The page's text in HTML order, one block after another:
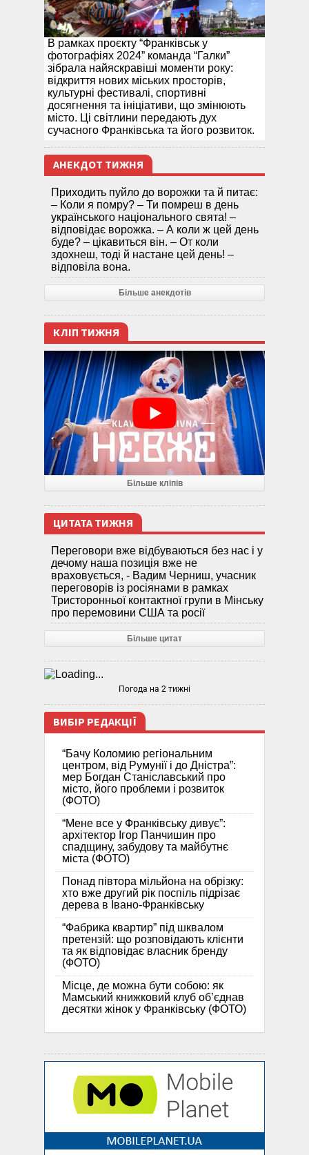
В рамках проєкту “Франківськ у
фотографіях 2024” команда “Галки”
зібрала найяскравіші моменти року:
відкриття нових міських просторів,
культурні фестивалі, спортивні
досягнення та ініціативи, що змінюють
місто. Ці світлини передають дух
сучасного Франківська та його розвиток.
АНЕКДОТ ТИЖНЯ
Приходить пуйло до ворожки та й питає:
– Коли я помру? – Ти помреш в день
українського національного свята! –
відповідає ворожка. – А коли ж цей день
буде? – цікавиться він. – От коли
здохнеш, тоді й настане цей день! –
відповіла вона.
Більше анекдотів
КЛІП ТИЖНЯ
Більше кліпів
ЦИТАТА ТИЖНЯ
Переговори вже відбуваються без нас і у
дечому наша позиція вже не
враховується, - Вадим Черниш, учасник
переговорів із росіянами в рамках
Тристоронньої контактної групи в Мінську
про перемовини США та росії
Більше цитат
Погода на 2 тижні
ВИБІР РЕДАКЦІЇ
“Бачу Коломию регіональним
центром, від Румунії і до Дністра”:
мер Богдан Станіславський про
місто, його проблеми і розвиток
(ФОТО)
“Мене все у Франківську дивує”:
архітектор Ігор Панчишин про
спадщину, забудову та майбутнє
міста (ФОТО)
Понад півтора мільйона на обрізку:
хто вже другий рік поспіль підрізає
дерева в Івано-Франківську
“Фабрика квартир” під шквалом
претензій: що розповідають клієнти
та як відповідає власник бренду
(ФОТО)
Місце, де можна бути собою: як
Мамський книжковий клуб об’єднав
десятки жінок у Франківську (ФОТО)